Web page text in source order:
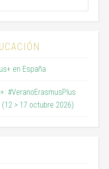
en España
#VeranoErasmusPlus
> 17 octubre 2026)